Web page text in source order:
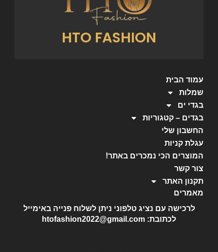
HTO FASHION
עמוד הבית
שמלות
בגדי ים
בגדים – קטגוריות
החשבון שלי
עגלת קניות
המוצרים הכי נמכרים באתר!
צור קשר
תקנון האתר
מאמרים
לרכישה עם נציג טלפוני ניתן לשלוח פנייה באימייל
לכתובת: htofashion2022@gmail.com